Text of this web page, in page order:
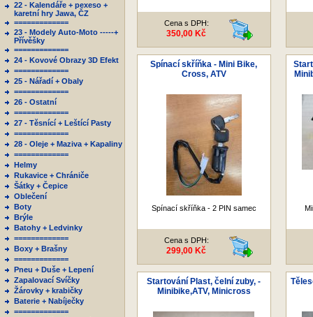
22 - Kalendáře + pexeso +
karetní hry Jawa, ČZ
=============
23 - Modely Auto-Moto -----+
Přívěšky
=============
24 - Kovové Obrazy 3D Efekt
=============
25 - Nářadí + Obaly
=============
26 - Ostatní
=============
27 - Těsnící + Leštící Pasty
=============
28 - Oleje + Maziva + Kapaliny
=============
Helmy
Rukavice + Chrániče
Šátky + Čepice
Oblečení
Boty
Brýle
Batohy + Ledvinky
=============
Boxy + Brašny
=============
Pneu + Duše + Lepení
Zapalovací Svíčky
Žárovky + krabičky
Baterie + Nabíječky
=============
Cena s DPH:
350,00 Kč
Spínací skříňka - Mini Bike,
Cross, ATV
Spínací skříňka - 2 PIN samec
Cena s DPH:
299,00 Kč
Startování Plast, čelní zuby, -
Minibike,ATV, Minicross